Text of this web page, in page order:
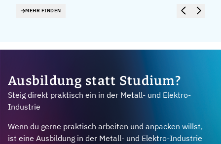
MEHR FINDEN
Ausbildung statt Studium?
Steig direkt praktisch ein in der Metall- und Elektro-
Industrie
Wenn du gerne praktisch arbeiten und anpacken willst,
ist eine Ausbildung in der Metall- und Elektro-Industrie